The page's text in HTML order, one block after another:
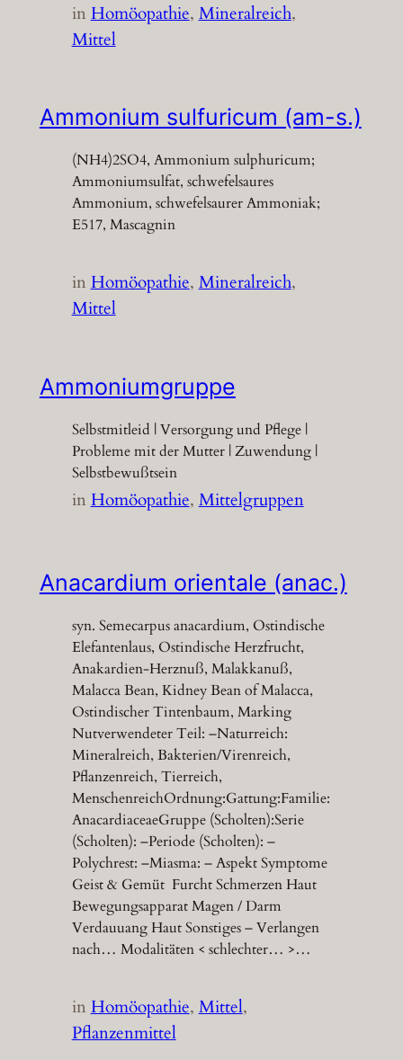
inHomöopathie, Mineralreich
Mittel
Ammonium sulfuricum (am-s.)
(NH4)2SO4, Ammonium sulphuricum;
Ammoniumsulfat, schwefelsaures
Ammonium, schwefelsaurer Ammoniak;
E517, Mascagnin
inHomöopathie, Mineralreich
Mittel
Ammoniumgruppe
Selbstmitleid | Versorgung und Pflege |
Probleme mit der Mutter | Zuwendung |
Selbstbewußtsein
inHomöopathie, Mittelgruppen
Anacardium orientale (anac.)
syn. Semecarpus anacardium, Ostindische
Elefantenlaus, Ostindische Herzfrucht,
Anakardien-Herznuß, Malakkanuß,
Malacca Bean, Kidney Bean of Malacca,
Ostindischer Tintenbaum, Marking
Nutverwendeter Teil: –Naturreich:
Mineralreich, Bakterien/Virenreich,
Pflanzenreich, Tierreich,
MenschenreichOrdnung:Gattung:Familie:
AnacardiaceaeGruppe (Scholten):Serie
(Scholten): –Periode (Scholten): –
Polychrest: –Miasma: – Aspekt Symptome
Geist & Gemüt Furcht Schmerzen Haut
Bewegungsapparat Magen / Darm
Verdauuang Haut Sonstiges – Verlangen
nach… Modalitäten < schlechter… >…
inHomöopathie, Mittel
Pflanzenmittel